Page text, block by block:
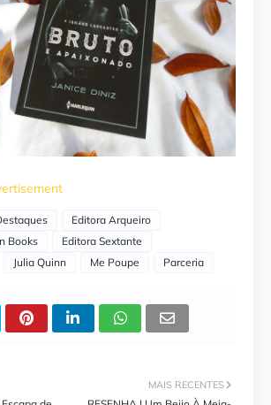
Editora Arqueiro
Books
Editora Sextante
Julia Quinn Me Poupe Parceria
MAIS RECENTES